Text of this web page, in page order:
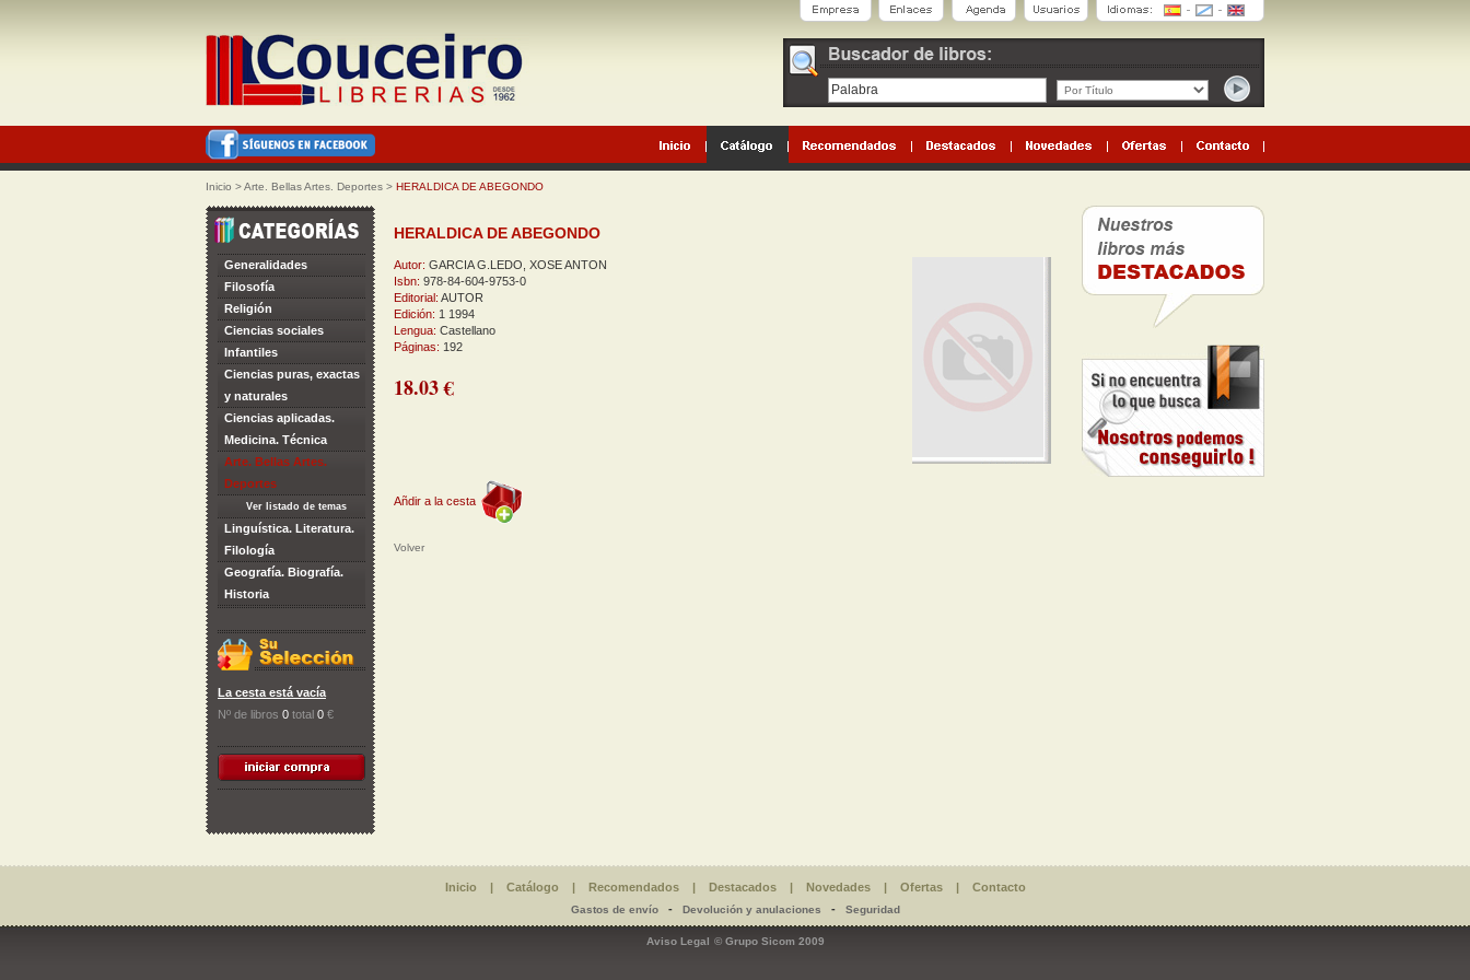
Inicio >Arte. Bellas Artes. Deportes > HERALDICA DE ABEGONDO
Generalidades
Filosofía
Religión
Ciencias sociales
Infantiles
Ciencias puras, exactas
y naturales
Ciencias aplicadas.
Medicina. Técnica
Arte. Bellas Artes.
Deportes
Ver listado de temas
Linguística. Literatura.
Filología
Geografía. Biografía.
Historia
La cesta está vacía
Nº de libros 0 total 0 €
HERALDICA DE ABEGONDO
Autor: GARCIA G.LEDO, XOSE ANTON
Isbn: 978-84-604-9753-0
Editorial: AUTOR
Edición: 1 1994
Lengua: Castellano
Páginas: 192
18.03 €
Añdir a la cesta
Volver
Inicio | Catálogo | Recomendados| Destacados| Novedades| Ofertas| Contacto
Gastos de envío- Devolución y anulaciones - Seguridad
Aviso Legal © Grupo Sicom 2009